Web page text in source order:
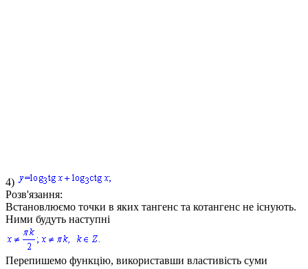
4)
Розв'язання:
Встановлюємо точки в яких тангенс та котангенс не існують.
Ними будуть наступні
Перепишемо функцію, використавши властивість суми